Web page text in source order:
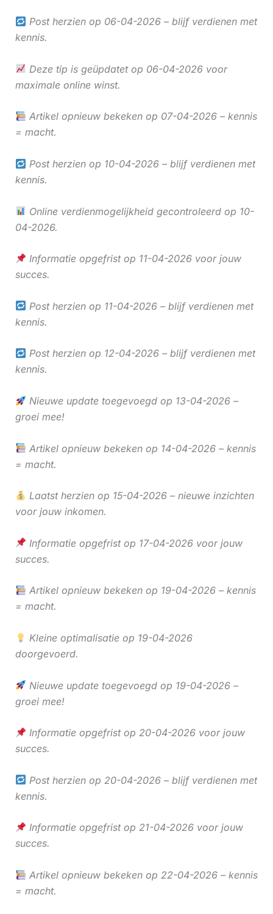
Post herzien op 06-04-2026 – blijf verdienen met
kennis.
Deze tip is geüpdatet op 06-04-2026 voor
maximale online winst.
Artikel opnieuw bekeken op 07-04-2026 – kennis
= macht.
Post herzien op 10-04-2026 – blijf verdienen met
kennis.
Online verdienmogelijkheid gecontroleerd op 10-
04-2026.
Informatie opgefrist op 11-04-2026 voor jouw
succes.
Post herzien op 11-04-2026 – blijf verdienen met
kennis.
Post herzien op 12-04-2026 – blijf verdienen met
kennis.
Nieuwe update toegevoegd op 13-04-2026 –
groei mee!
Artikel opnieuw bekeken op 14-04-2026 – kennis
= macht.
Laatst herzien op 15-04-2026 – nieuwe inzichten
voor jouw inkomen.
Informatie opgefrist op 17-04-2026 voor jouw
succes.
Artikel opnieuw bekeken op 19-04-2026 – kennis
= macht.
Kleine optimalisatie op 19-04-2026
doorgevoerd.
Nieuwe update toegevoegd op 19-04-2026 –
groei mee!
Informatie opgefrist op 20-04-2026 voor jouw
succes.
Post herzien op 20-04-2026 – blijf verdienen met
kennis.
Informatie opgefrist op 21-04-2026 voor jouw
succes.
Artikel opnieuw bekeken op 22-04-2026 – kennis
= macht.